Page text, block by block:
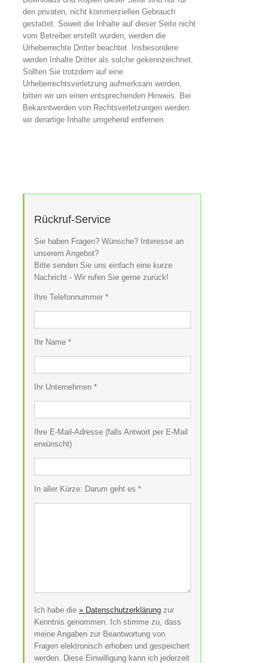
den privaten, nicht kommerziellen Gebrauch
gestattet. Soweit die Inhalte auf dieser Seite nicht
vom Betreiber erstellt wurden, werden die
Urheberrechte Dritter beachtet. Insbesondere
werden Inhalte Dritter als solche gekennzeichnet.
Sollten Sie trotzdem auf eine
Urheberrechtsverletzung aufmerksam werden,
bitten wir um einen entsprechenden Hinweis. Bei
Bekanntwerden von Rechtsverletzungen werden
wir derartige Inhalte umgehend entfernen.
Rückruf-Service
Sie haben Fragen? Wünsche? Interesse an
unserem Angebot?
Bitte senden Sie uns einfach eine kurze
Nachricht - Wir rufen Sie gerne zurück!
Ihre Telefonnummer *
Ihr Name *
Ihr Unternehmen *
Ihre E-Mail-Adresse (falls Antwort per E-Mail
erwünscht)
In aller Kürze: Darum geht es *
Ich habe die » Datenschutzerklärung zur
Kenntnis genommen. Ich stimme zu, dass
meine Angaben zur Beantwortung von
Fragen elektronisch erhoben und gespeichert
werden. Diese Einwilligung kann ich jederzeit